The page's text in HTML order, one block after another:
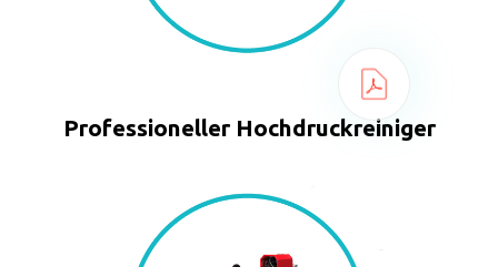
Professioneller Hochdruckreiniger